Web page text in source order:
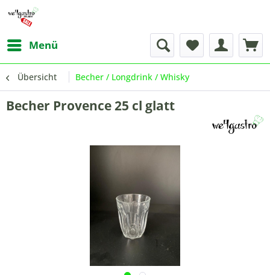
Menü
Übersicht Becher / Longdrink / Whisky
Becher Provence 25 cl glatt